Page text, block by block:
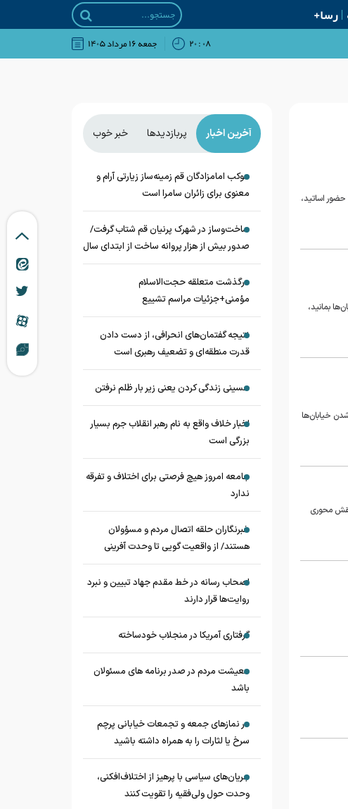
رسا+
۰۸ : ۲۰ جمعه ۱۶ مرداد ۱۴۰۵
اساتید،
بمانید،
خیابان‌ها
محوری
آخرین اخبار پربازدیدها خبر خوب
موکب امامزادگان قم زمینه‌ساز زیارتی آرام و
معنوی برای زائران سامرا است
ساخت‌وساز در شهرک پرنیان قم شتاب گرفت/
صدور بیش از هزار پروانه ساخت از ابتدای سال
درگذشت متعلقه حجت‌الاسلام
مؤمنی+جزئیات مراسم تشییع
نتیجه گفتمان‌های انحرافی، از دست دادن
قدرت منطقه‌ای و تضعیف رهبری است
حسینی زندگی کردن یعنی زیر بار ظلم نرفتن
اخبار خلاف واقع به نام رهبر انقلاب جرم بسیار
بزرگی است
جامعه امروز هیچ فرصتی برای اختلاف و تفرقه
ندارد
خبرنگاران حلقه اتصال مردم و مسؤولان
هستند/ از واقعیت گویی تا وحدت آفرینی
اصحاب رسانه در خط مقدم جهاد تبیین و نبرد
روایت‌ها قرار دارند
گرفتاری آمریکا در منجلاب خودساخته
معیشت مردم در صدر برنامه های مسئولان
باشد
در نماز‌های جمعه و تجمعات خیابانی پرچم
سرخ یا لثارات را به همراه داشته باشید
جریان‌های سیاسی با پرهیز از اختلاف‌افکنی،
وحدت حول ولی‌فقیه را تقویت کنند